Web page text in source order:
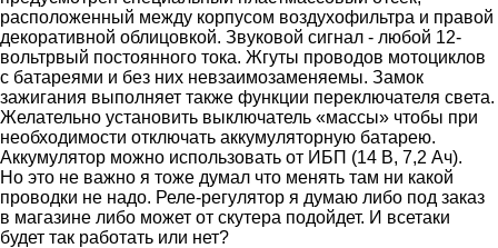
расположенный между корпусом воздухофильтра и правой
декоративной облицовкой. Звуковой сигнал - любой 12-
вольтрвый постоянного тока. Жгуты проводов мотоциклов
с батареями и без них невзаимозаменяемы. Замок
зажигания выполняет также функции переключателя света.
Желательно установить выключатель «массы» чтобы при
необходимости отключать аккумуляторную батарею.
Аккумулятор можно использовать от ИБП (14 В, 7,2 Ач).
Но это не важно я тоже думал что менять там ни какой
проводки не надо. Реле-регулятор я думаю либо под заказ
в магазине либо может от скутера подойдет. И всетаки
будет так работать или нет?